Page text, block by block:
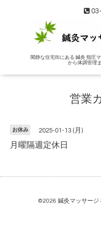
閑静な住宅街にある 鍼灸 指圧
から体調管理
営業
お休み 2025-01-13 (月)
月曜隔週定休日
©2026 鍼灸マッサージ